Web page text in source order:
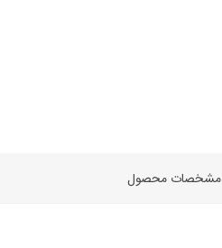
مشخصات محصول